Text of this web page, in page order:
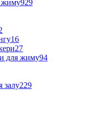
жиму929
16
27
для жиму94
залу229